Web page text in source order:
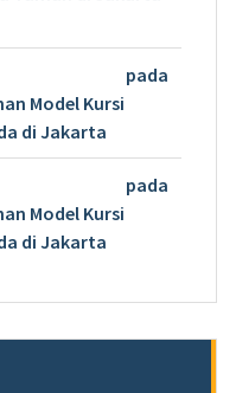
pada
Model Kursi
di Jakarta
pada
Model Kursi
di Jakarta